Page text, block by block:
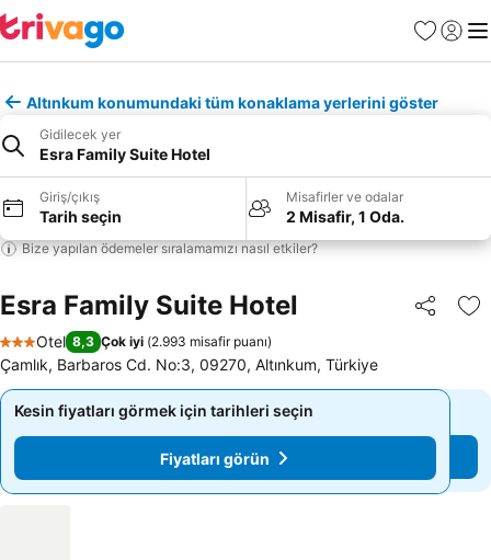
Favoriler
Giriş
Altınkum konumundaki tüm konaklama yerlerini göster
Gidilecek yer
Esra Family Suite Hotel
Giriş/çıkış
Tarih seçin
Misafirler ve odalar
2 Misafir, 1 Oda.
Bize yapılan ödemeler sıralamamızı nasıl etkiler?
Esra Family Suite Hotel Paylaş
3 Yıldız
Otel 8,3 Çok iyi (2.993 misafir puanı)
Çamlık, Barbaros Cd. No:3, 09270, Altınkum, Türkiye
Kesin fiyatları görmek için tarihleri seçin
Fiyatları görün
Kesin fiyatları görmek için tarihleri seçin
Fiyatları görün